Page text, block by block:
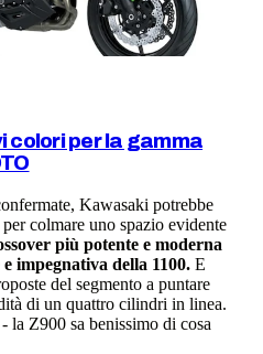
colori per la gamma
Kawasaki potrebbe
colmare uno spazio evidente
più potente e moderna
impegnativa della 1100. E
del segmento a puntare
di un quattro cilindri in linea.
la Z900 sa benissimo di cosa